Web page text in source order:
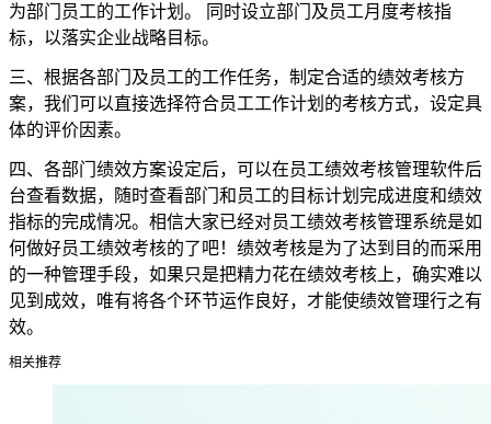
为部门员工的工作计划。 同时设立部门及员工月度考核指
标，以落实企业战略目标。
三、根据各部门及员工的工作任务，制定合适的绩效考核方
案，我们可以直接选择符合员工工作计划的考核方式，设定具
体的评价因素。
四、各部门绩效方案设定后，可以在员工绩效考核管理软件后
台查看数据，随时查看部门和员工的目标计划完成进度和绩效
指标的完成情况。相信大家已经对员工绩效考核管理系统是如
何做好员工绩效考核的了吧！绩效考核是为了达到目的而采用
的一种管理手段，如果只是把精力花在绩效考核上，确实难以
见到成效，唯有将各个环节运作良好，才能使绩效管理行之有
效。
相关推荐